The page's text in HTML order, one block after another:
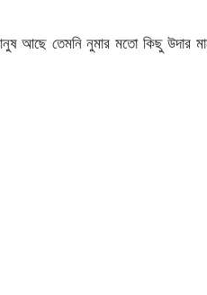
মানুষ আছে তেমনি নুমার মতো কিছু